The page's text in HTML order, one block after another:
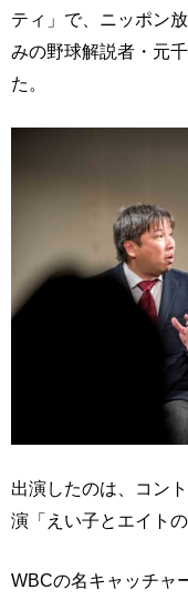
ティ」で、ニッポン
みの野球解説者・元
た。
出演したのは、コン
演「えい子とエイト
WBCの名キャッチャ